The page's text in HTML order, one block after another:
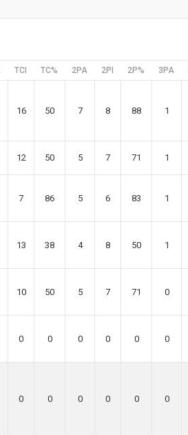
TCI TC% 2PA 2PI 2P% 3PA
16 50 7 8 88 1
12 50 5 7 71 1
7 86 5 6 83 1
13 38 4 8 50 1
10 50 5 7 71 0
0 0 0 0 0 0
0 0 0 0 0 0